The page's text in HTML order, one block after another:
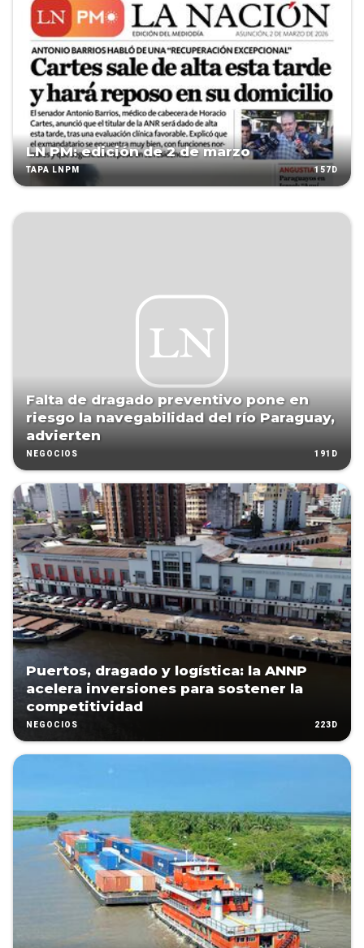
LN PM: edición de 2 de marzo
TAPA LNPM 157D
Falta de dragado preventivo pone en
riesgo la navegabilidad del río Paraguay,
advierten
NEGOCIOS 191D
Puertos, dragado y logística: la ANNP
acelera inversiones para sostener la
competitividad
NEGOCIOS 223D